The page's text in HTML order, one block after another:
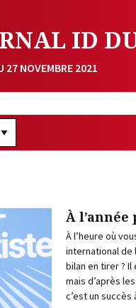
ID
27 NOVEMBRE 2021
À
À l’heure où
international de
bilan en tirer ?
mais d’après
c’est un